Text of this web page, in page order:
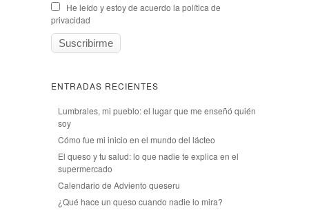
He leído y estoy de acuerdo la política de
privacidad
ENTRADAS RECIENTES
Lumbrales, mi pueblo: el lugar que me enseñó quién
soy
Cómo fue mi inicio en el mundo del lácteo
El queso y tu salud: lo que nadie te explica en el
supermercado
Calendario de Adviento queseru
¿Qué hace un queso cuando nadie lo mira?